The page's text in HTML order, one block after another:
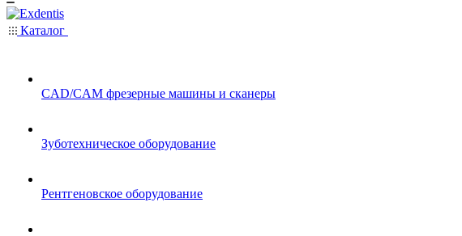
Каталог
CAD/CAM фрезерные машины и сканеры
Зуботехническое оборудование
Рентгеновское оборудование